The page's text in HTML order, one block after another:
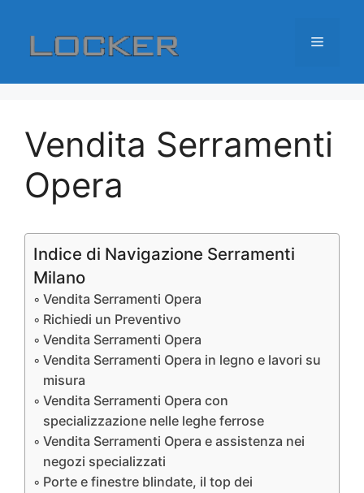
contenuto
Menu
Vendita Serramenti
Opera
Indice di Navigazione Serramenti
Milano
Vendita Serramenti Opera
Richiedi un Preventivo
Vendita Serramenti Opera
Vendita Serramenti Opera in legno e lavori su
misura
Vendita Serramenti Opera con
specializzazione nelle leghe ferrose
Vendita Serramenti Opera e assistenza nei
negozi specializzati
Porte e finestre blindate, il top dei